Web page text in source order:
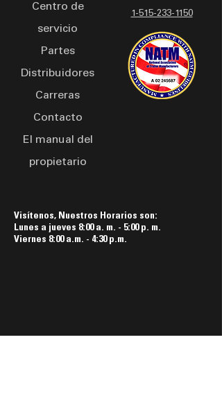
Centro de
servicio
Partes
Distribuidores
Carreras
Contacto
El manual del
propietario
1-515-233-1150
Visítenos, Nuestros Horarios son:
Lunes a jueves 8:00 a. m. - 5:00 p. m.
Viernes 8:00 a.m. - 4:30 p.m.